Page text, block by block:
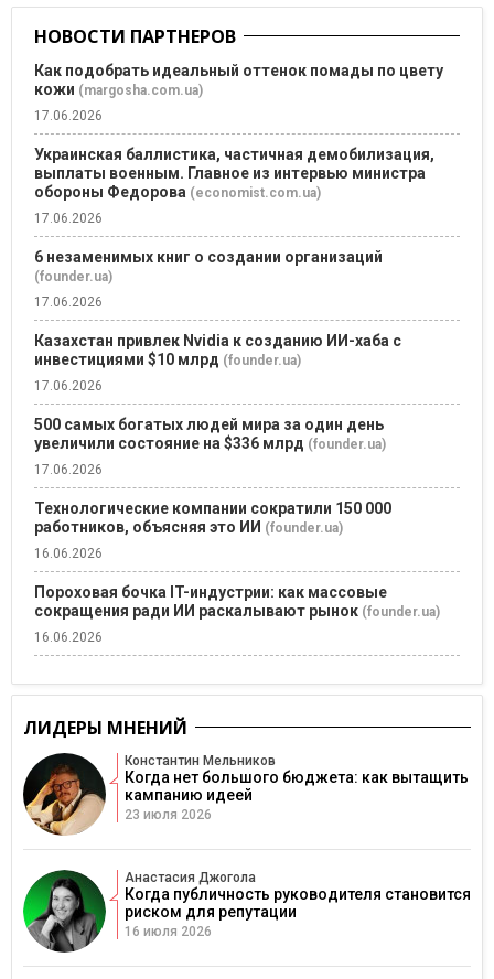
НОВОСТИ ПАРТНЕРОВ
Как подобрать идеальный оттенок помады по цвету
кожи (margosha.com.ua)
17.06.2026
Украинская баллистика, частичная демобилизация,
выплаты военным. Главное из интервью министра
обороны Федорова (economist.com.ua)
17.06.2026
6 незаменимых книг о создании организаций
(founder.ua)
17.06.2026
Казахстан привлек Nvidia к созданию ИИ-хаба с
инвестициями $10 млрд (founder.ua)
17.06.2026
500 самых богатых людей мира за один день
увеличили состояние на $336 млрд (founder.ua)
17.06.2026
Технологические компании сократили 150 000
работников, объясняя это ИИ (founder.ua)
16.06.2026
Пороховая бочка IT-индустрии: как массовые
сокращения ради ИИ раскалывают рынок (founder.ua)
16.06.2026
ЛИДЕРЫ МНЕНИЙ
Константин Мельников
Когда нет большого бюджета: как вытащить
кампанию идеей
23 июля 2026
Анастасия Джогола
Когда публичность руководителя становится
риском для репутации
16 июля 2026